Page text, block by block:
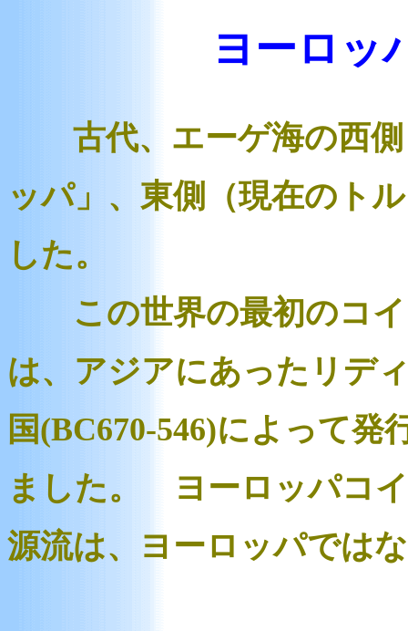
ヨーロッ
古代、エーゲ海の西側
ッパ」、東側（現在のト
した。
この世界の最初のコ
は、アジアにあったリデ
国(BC670-546)によって発
ました。 ヨーロッパコ
源流は、ヨーロッパでは